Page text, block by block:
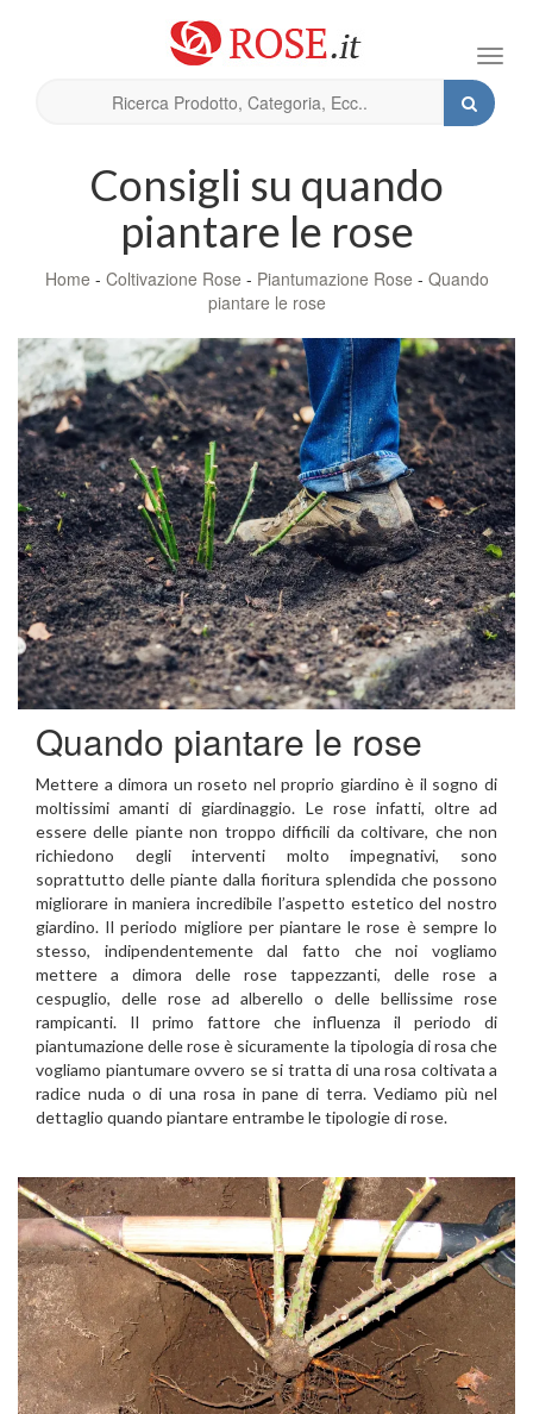
Consigli su quando
piantare le rose
Home - Coltivazione Rose - Piantumazione Rose - Quando
piantare le rose
Quando piantare le rose
Mettere a dimora un roseto nel proprio giardino è il sogno di
moltissimi amanti di giardinaggio. Le rose infatti, oltre ad
essere delle piante non troppo difficili da coltivare, che non
richiedono degli interventi molto impegnativi, sono
soprattutto delle piante dalla fioritura splendida che possono
migliorare in maniera incredibile l’aspetto estetico del nostro
giardino. Il periodo migliore per piantare le rose è sempre lo
stesso, indipendentemente dal fatto che noi vogliamo
mettere a dimora delle rose tappezzanti, delle rose a
cespuglio, delle rose ad alberello o delle bellissime rose
rampicanti. Il primo fattore che influenza il periodo di
piantumazione delle rose è sicuramente la tipologia di rosa che
vogliamo piantumare ovvero se si tratta di una rosa coltivata a
radice nuda o di una rosa in pane di terra. Vediamo più nel
dettaglio quando piantare entrambe le tipologie di rose.